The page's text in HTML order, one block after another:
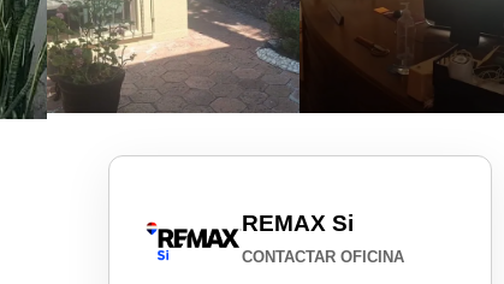
REMAX Si
CONTACTAR OFICINA